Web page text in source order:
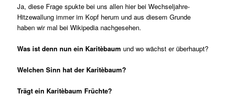
Ja, diese Frage spukte bei uns allen hier bei Wechseljahre-
Hitzewallung immer im Kopf herum und aus diesem Grunde
haben wir mal bei Wikipedia nachgesehen.
Was ist denn nun ein Karitèbaumund wo wächst er überhaupt?
Welchen Sinn hat der Karitèbaum?
Trägt ein Karitèbaum Früchte?